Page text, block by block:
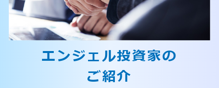
エンジェル投資家の
ご紹介